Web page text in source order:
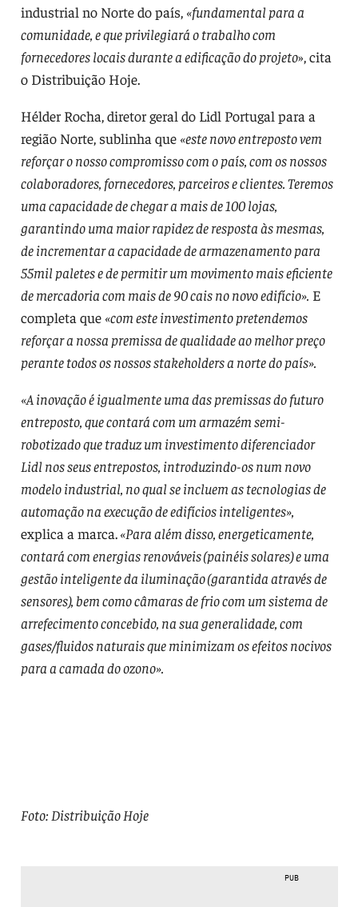
industrial no Norte do país, «fundamental para a
comunidade, e que privilegiará o trabalho com
fornecedores locais durante a edificação do projeto», cita
o Distribuição Hoje.
Hélder Rocha, diretor geral do Lidl Portugal para a
região Norte, sublinha que «este novo entreposto vem
reforçar o nosso compromisso com o país, com os nossos
colaboradores, fornecedores, parceiros e clientes. Teremos
uma capacidade de chegar a mais de 100 lojas,
garantindo uma maior rapidez de resposta às mesmas,
de incrementar a capacidade de armazenamento para
55mil paletes e de permitir um movimento mais eficiente
de mercadoria com mais de 90 cais no novo edifício». E
completa que «com este investimento pretendemos
reforçar a nossa premissa de qualidade ao melhor preço
perante todos os nossos stakeholders a norte do país».
«A inovação é igualmente uma das premissas do futuro
entreposto, que contará com um armazém semi-
robotizado que traduz um investimento diferenciador
Lidl nos seus entrepostos, introduzindo-os num novo
modelo industrial, no qual se incluem as tecnologias de
automação na execução de edifícios inteligentes»,
explica a marca.«Para além disso, energeticamente,
contará com energias renováveis (painéis solares) e uma
gestão inteligente da iluminação (garantida através de
sensores), bem como câmaras de frio com um sistema de
arrefecimento concebido, na sua generalidade, com
gases/fluidos naturais que minimizam os efeitos nocivos
para a camada do ozono».
Foto: Distribuição Hoje
PUB